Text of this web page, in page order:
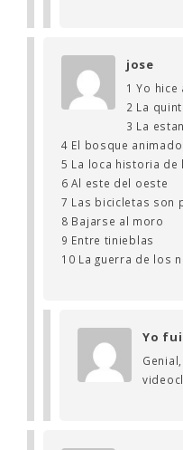
jose
1 Yo hice
2 La
3 La
4 El bosque animado
5 La loca historia
6 Al este del oeste
7 Las bicicletas son
8 Bajarse al moro
9 Entre tinieblas
10 La guerra de los
Yo fui